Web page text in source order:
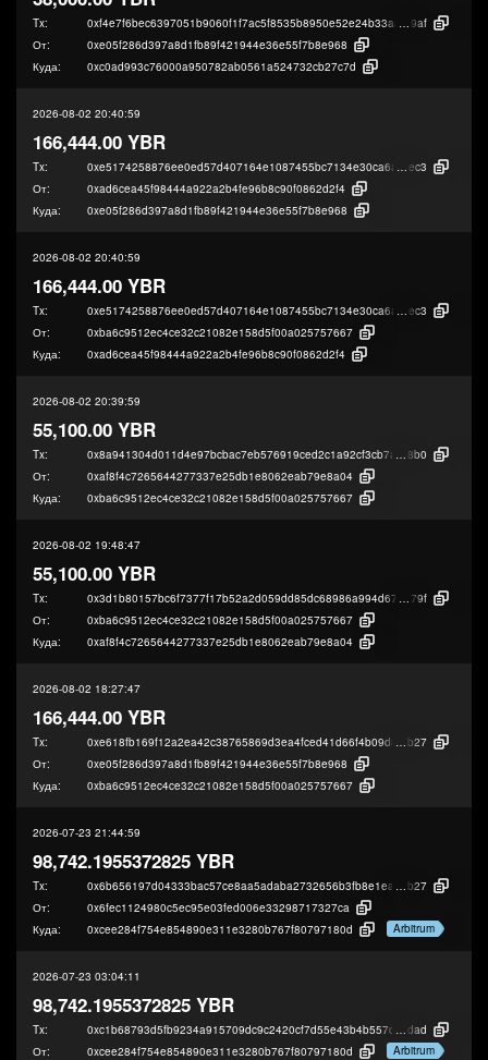
Tx: 0xf4e7f6bec6397051b9060f1f7ac5f8535b8950e52e24b33aa66e2cbc263d8
9af
От:
0xe05f286d397a8d1fb89f421944e36e55f7b8e968
Куда:
0xc0ad993c76000a950782ab0561a524732cb27c7d
2026-08-02 20:40:59
166,444.00 YBR
Tx:
ec3
От:
0xad6cea45f98444a922a2b4fe96b8c90f0862d2f4
Куда:
0xe05f286d397a8d1fb89f421944e36e55f7b8e968
2026-08-02 20:40:59
166,444.00 YBR
Tx:
ec3
От:
0xba6c9512ec4ce32c21082e158d5f00a025757667
Куда:
0xad6cea45f98444a922a2b4fe96b8c90f0862d2f4
2026-08-02 20:39:59
55,100.00 YBR
Tx: 0x8a941304d011d4e97bcbac7eb576919ced2c1a92cf3cb7a799266a784bee7
8b0
От:
0xaf8f4c7265644277337e25db1e8062eab79e8a04
Куда:
0xba6c9512ec4ce32c21082e158d5f00a025757667
2026-08-02 19:48:47
55,100.00 YBR
Tx: 0x3d1b80157bc6f7377f17b52a2d059dd85dc68986a994d67454838ee4aaa27
79f
От:
0xba6c9512ec4ce32c21082e158d5f00a025757667
Куда:
0xaf8f4c7265644277337e25db1e8062eab79e8a04
2026-08-02 18:27:47
166,444.00 YBR
Tx: 0xe618fb169f12a2ea42c38765869d3ea4fced41d66f4b09d86ab8d97489970
b27
От:
0xe05f286d397a8d1fb89f421944e36e55f7b8e968
Куда:
0xba6c9512ec4ce32c21082e158d5f00a025757667
2026-07-23 21:44:59
98,742.1955372825 YBR
Tx: 0x6b656197d04333bac57ce8aa5adaba2732656b3fb8e1eade72955ff7451b3
b27
От:
0x6fec1124980c5ec95e03fed006e33298717327ca
Куда:
0xcee284f754e854890e311e3280b767f80797180d Arbitrum
2026-07-23 03:04:11
98,742.1955372825 YBR
Tx: 0xc1b68793d5fb9234a915709dc9c2420cf7d55e43b4b557dcf89f4ec39f0a4
dad
От:
0xcee284f754e854890e311e3280b767f80797180d
Arbitrum